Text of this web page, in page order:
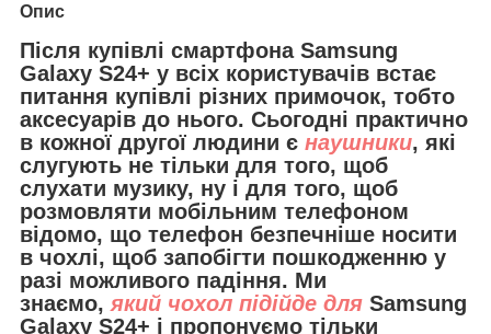
Опис
Після купівлі смартфона Samsung
Galaxy S24+ у всіх користувачів встає
питання купівлі різних примочок, тобто
аксесуарів до нього. Сьогодні практично
в кожної другої людини є наушники, які
слугують не тільки для того, щоб
слухати музику, ну і для того, щоб
розмовляти мобільним телефоном
відомо, що телефон безпечніше носити
в чохлі, щоб запобігти пошкодженню у
разі можливого падіння. Ми
знаємо, який чохол підійде для Samsung
Galaxy S24+ і пропонуємо тільки